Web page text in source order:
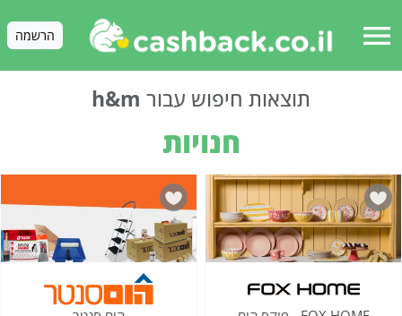
menu הרשמה
תוצאות חיפוש עבור h&m
חנויות